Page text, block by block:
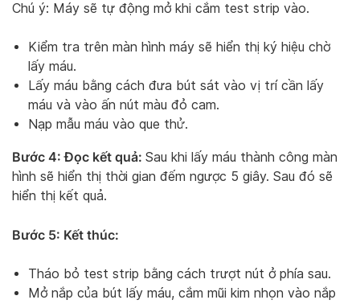
Chú ý: Máy sẽ tự động mở khi cắm test strip vào.
Kiểm tra trên màn hình máy sẽ hiển thị ký hiệu chờ
lấy máu.
Lấy máu bằng cách đưa bút sát vào vị trí cần lấy
máu và vào ấn nút màu đỏ cam.
Nạp mẫu máu vào que thử.
Bước 4: Đọc kết quả: Sau khi lấy máu thành công màn
hình sẽ hiển thị thời gian đếm ngược 5 giây. Sau đó sẽ
hiển thị kết quả.
Bước 5: Kết thúc:
Tháo bỏ test strip bằng cách trượt nút ở phía sau.
Mở nắp của bút lấy máu, cắm mũi kim nhọn vào nắp